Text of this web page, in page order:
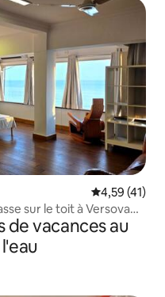
Évaluation
4,59 (41)
sur le toit à Versova
de vacances au